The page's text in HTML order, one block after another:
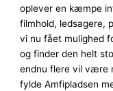
oplever en kæmpe
filmhold, ledsagere,
vi nu fået mulighed
og finder den helt
endnu flere vil være
fylde Amfipladsen